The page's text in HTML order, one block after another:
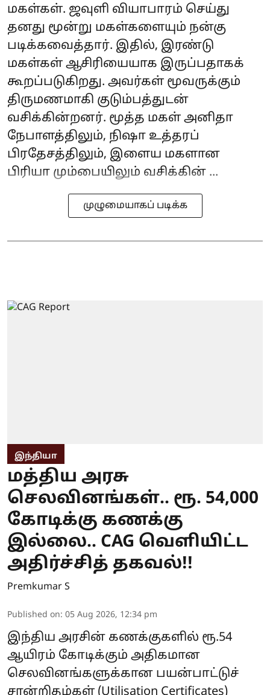
மகள்கள். ஜவுளி வியாபாரம் செய்து
தனது மூன்று மகள்களையும் நன்கு
படிக்கவைத்தார். இதில், இரண்டு
மகள்கள் ஆசிரியையாக இருப்பதாகக்
கூறப்படுகிறது. அவர்கள் மூவருக்கும்
திருமணமாகி குடும்பத்துடன்
வசிக்கின்றனர். மூத்த மகள் அனிதா
நேபாளத்திலும், நிஷா உத்தரப்
பிரதேசத்திலும், இளைய மகளான
பிரியா மும்பையிலும் வசிக்கின் ...
முழுமையாகப் படிக்க
இந்தியா
மத்திய அரசு
செலவினங்கள்.. ரூ. 54,000
கோடிக்கு கணக்கு
இல்லை.. CAG வெளியிட்ட
அதிர்ச்சித் தகவல்!!
Premkumar S
Published on: 05 Aug 2026, 12:34 pm
இந்திய அரசின் கணக்குகளில் ரூ.54
ஆயிரம் கோடிக்கும் அதிகமான
செலவினங்களுக்கான பயன்பாட்டுச்
சான்றிதழ்கள் (Utilisation Certificates)